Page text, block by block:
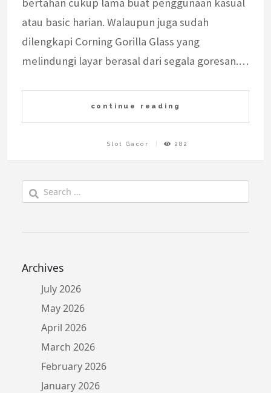
bertahan cukup lama buat penggunaan kasual
atau basic harian. Walaupun juga sudah
dilengkapi Corning Gorilla Glass yang
melindungi layar berasal dari segala goresan.…
continue reading
Slot Gacor 282
Search
for:
Archives
July 2026
May 2026
April 2026
March 2026
February 2026
January 2026